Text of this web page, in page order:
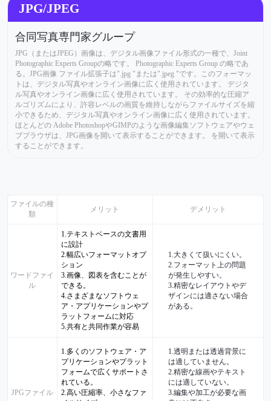
JPG/JPEG
合同写真専門家グループ
JPG（またはJPEG）画像は、デジタル画像ファイル形式の一種で、Joint
Photographic Experts Groupの略です。 Photographic Experts Group の略であ
る。JPG画像 ファイル拡張子は".jpg "または".jpeg "です。このフォーマッ
トは、デジタル写真やオンライン画像に広く使用されています。 デジタ
ル写真やオンライン画像に広く使用されています。 その効率的な圧縮ア
ルゴリズムにより、許容レベルの画質を維持しながらファイルサイズを縮
小できるため、デジタル写真やオンライン画像に広く使用されています。
ほとんどの Adobe PhotoshopやGIMPのような画像編集ソフトウェアやウェ
ブブラウザは、JPG画像を開いて表示することができます。 を開いて表示
することができます。
ファイルの種
類
メリット デメリット
ワードファイ
ル
1.テキストベースの文書用
に設計
2.幅広いフォーマットオプ
ション
3.画像、図表を含むことが
できる。
4.さまざまなソフトウェ
ア・アプリケーションやプ
ラットフォームに対応
5.共有と共同作業が容易
1.大きくて扱いにくい。
2.フォーマット上の問題
が発生しやすい。
3.精密なレイアウトやデ
ザインには適さない場合
がある。
JPGファイル
1.多くのソフトウェア・ア
プリケーションやプラット
フォームで広くサポートさ
れている。
2.高い圧縮率、小さなファ
1.透明または透過背景に
は適していません。
2.精密な線画やテキスト
には適していない。
3.編集や加工が必要な画